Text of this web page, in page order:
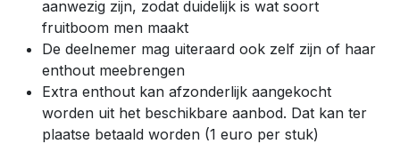
aanwezig zijn, zodat duidelijk is wat soort
fruitboom men maakt
De deelnemer mag uiteraard ook zelf zijn of haar
enthout meebrengen
Extra enthout kan afzonderlijk aangekocht
worden uit het beschikbare aanbod. Dat kan ter
plaatse betaald worden (1 euro per stuk)